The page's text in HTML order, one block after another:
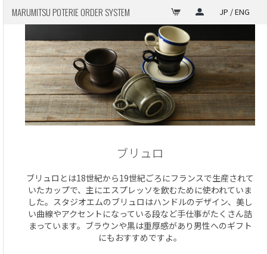
MARUMITSU POTERIE ORDER SYSTEM JP / ENG
ブリュロ
ブリュロとは18世紀から19世紀ごろにフランスで生産されて
いたカップで、主にエスプレッソを飲むために使われていま
した。スタジオエムのブリュロはハンドルのデザイン、美し
い曲線やアクセントになっている段など手仕事がたくさん詰
まっています。ブラウンや黒は重厚感があり男性へのギフト
にもおすすめですよ。